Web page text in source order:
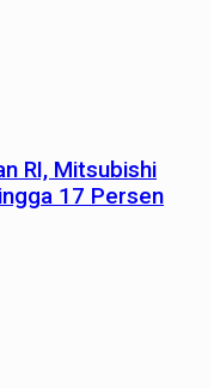
RI, Mitsubishi
17 Persen